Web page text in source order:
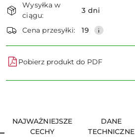
i
dostawa
Wysyłka w
ciągu:
3 dni
Cena przesyłki: 19
Pobierz produkt do PDF
NAJWAŻNIEJSZE
CECHY
DANE
TECHNICZNE